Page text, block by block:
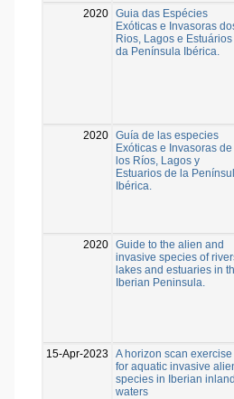
2020 Guia das Espécies
Exóticas e Invasoras
Rios, Lagos e Estuários
da Península Ibérica.
2020 Guía de las especies
Exóticas e Invasoras de
los Ríos, Lagos y
Estuarios de la
Ibérica.
2020 Guide to the alien and
invasive species of
lakes and estuaries in
Iberian Peninsula.
15-Apr-2023
A horizon scan exercise
for aquatic invasive
species in Iberian
waters